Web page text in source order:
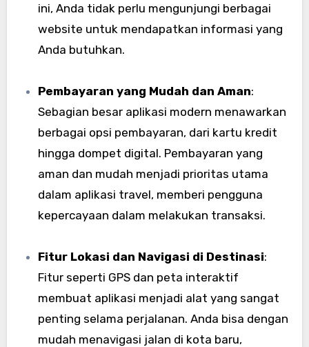
ini, Anda tidak perlu mengunjungi berbagai
website untuk mendapatkan informasi yang
Anda butuhkan.
Pembayaran yang Mudah dan Aman:
Sebagian besar aplikasi modern menawarkan
berbagai opsi pembayaran, dari kartu kredit
hingga dompet digital. Pembayaran yang
aman dan mudah menjadi prioritas utama
dalam aplikasi travel, memberi pengguna
kepercayaan dalam melakukan transaksi.
Fitur Lokasi dan Navigasi di Destinasi:
Fitur seperti GPS dan peta interaktif
membuat aplikasi menjadi alat yang sangat
penting selama perjalanan. Anda bisa dengan
mudah menavigasi jalan di kota baru,